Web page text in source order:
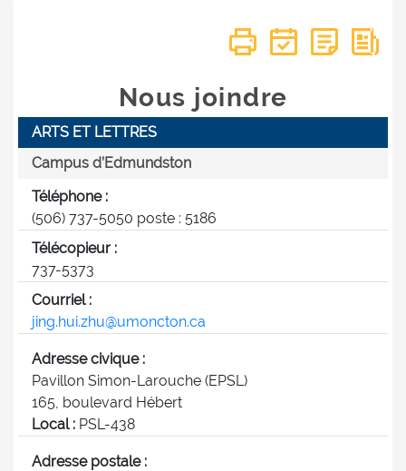
Nous joindre
ARTS ET LETTRES
Campus d’Edmundston
Téléphone :
(506) 737-5050 poste : 5186
Télécopieur :
737-5373
Courriel :
jing.hui.zhu@umoncton.ca
Adresse civique :
Pavillon Simon-Larouche (EPSL)
165, boulevard Hébert
Local : PSL-438
Adresse postale :